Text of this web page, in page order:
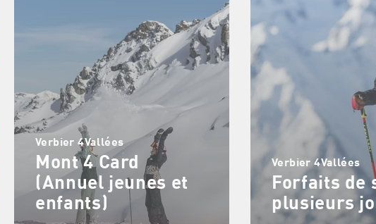
Verbier 4Vallées
Mont 4 Card
(Annuel jeunes et
enfants)
Verbier 4Vallées
Forfaits de
plusieurs